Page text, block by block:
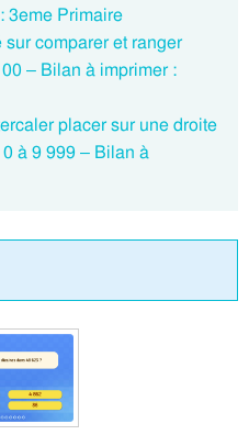
3eme Primaire
comparer et ranger
– Bilan à imprimer :
placer sur une droite
à 9 999 – Bilan à